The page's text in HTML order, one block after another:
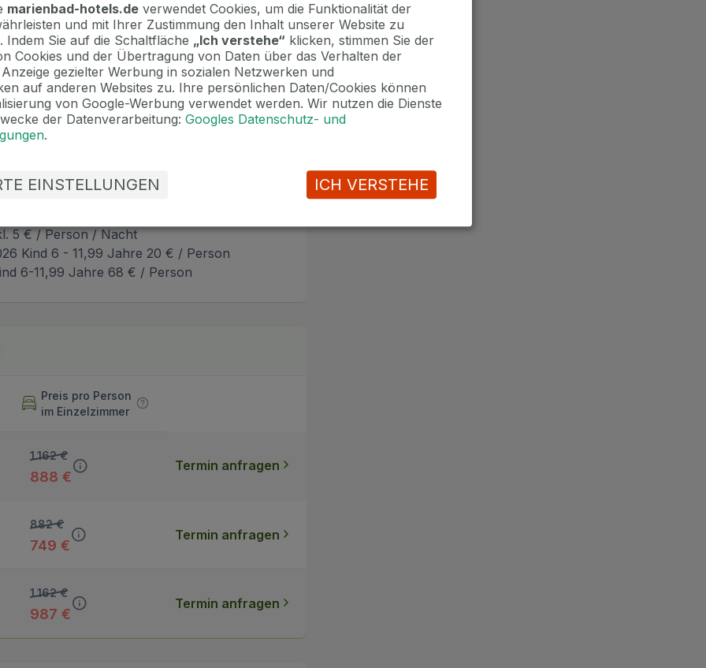
/ Nacht
40 € / Person
€ / Person
10 € / Person / Nacht
5 € / Person / Nacht
Kind 6 - 11,99 Jahre 20 € / Person
6-11,99 Jahre 68 € / Person
Preis pro Person
im Einzelzimmer
1.162 €
888 €
Termin anfragen
882 €
749 €
Termin anfragen
1.162 €
987 €
Termin anfragen
marienbad-hotels.de verwendet Cookies, um die Funktionalität der
und mit Ihrer Zustimmung den Inhalt unserer Website zu
Indem Sie auf die Schaltfläche „Ich verstehe“ klicken, stimmen Sie der
Cookies und der Übertragung von Daten über das Verhalten der
gezielter Werbung in sozialen Netzwerken und
auf anderen Websites zu. Ihre persönlichen Daten/Cookies können
von Google-Werbung verwendet werden. Wir nutzen die Dienste
der Datenverarbeitung: Googles Datenschutz- und
.
EINSTELLUNGEN ICH VERSTEHE